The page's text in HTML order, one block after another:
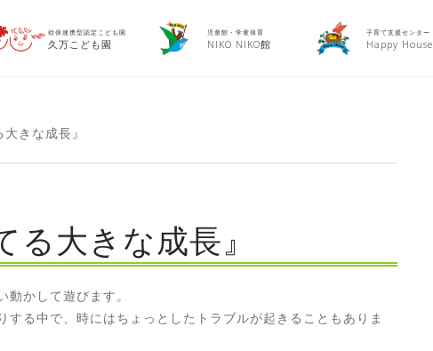
幼保連携型認定こども園
久万こども園
児童館・学童保育
NIKO NIKO館
子育て支援センター
Happy House
きな成長』
る大きな成長』
かして遊びます。
る中で、時にはちょっとしたトラブルが起きることもありま